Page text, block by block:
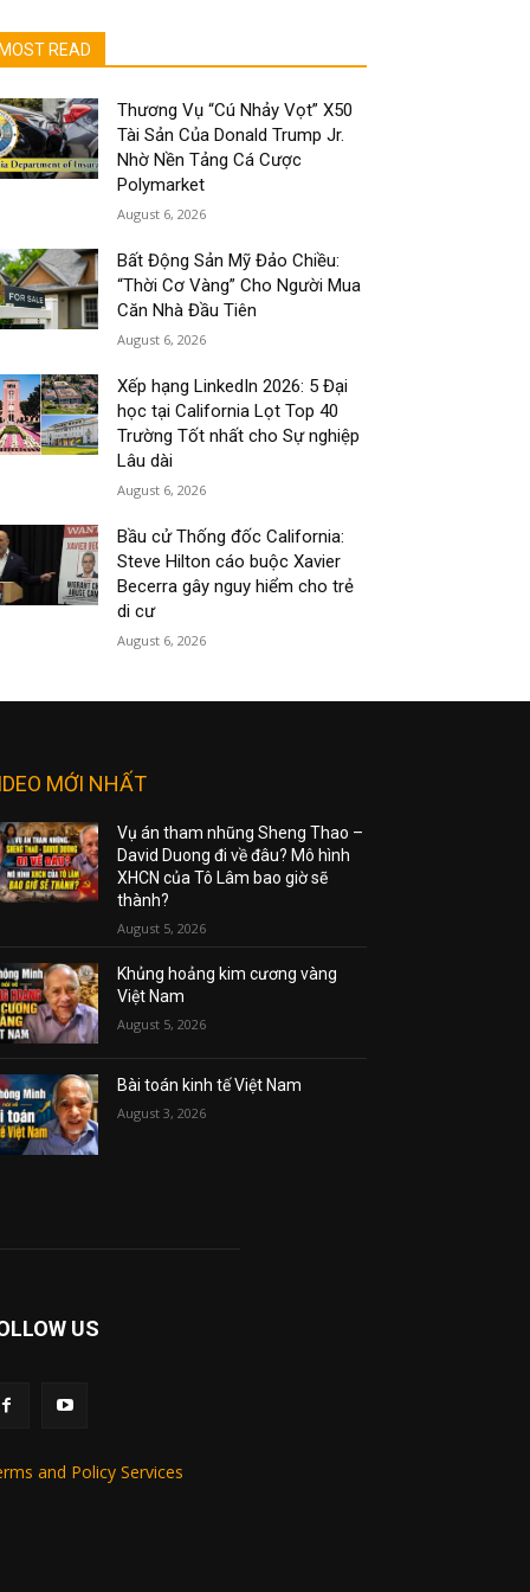
MOST READ
Thương Vụ “Cú Nhảy Vọt” X50
Tài Sản Của Donald Trump Jr.
Nhờ Nền Tảng Cá Cược
Polymarket
August 6, 2026
Bất Động Sản Mỹ Đảo Chiều:
“Thời Cơ Vàng” Cho Người Mua
Căn Nhà Đầu Tiên
August 6, 2026
Xếp hạng LinkedIn 2026: 5 Đại
học tại California Lọt Top 40
Trường Tốt nhất cho Sự nghiệp
Lâu dài
August 6, 2026
Bầu cử Thống đốc California:
Steve Hilton cáo buộc Xavier
Becerra gây nguy hiểm cho trẻ
di cư
August 6, 2026
MỚI NHẤT
Vụ án tham nhũng Sheng Thao –
David Duong đi về đâu? Mô hình
XHCN của Tô Lâm bao giờ sẽ
thành?
August 5, 2026
Khủng hoảng kim cương vàng
Việt Nam
August 5, 2026
Bài toán kinh tế Việt Nam
August 3, 2026
US
and Policy Services